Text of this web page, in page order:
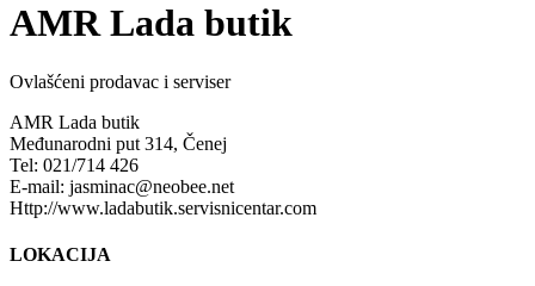
AMR Lada butik
Ovlašćeni prodavac i serviser
AMR Lada butik
Međunarodni put 314, Čenej
Tel: 021/714 426
E-mail: jasminac@neobee.net
Http://www.ladabutik.servisnicentar.com
LOKACIJA